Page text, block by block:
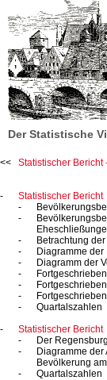
Der Statistische
Statistischer Bericht
Statistischer
Betrachtung
Diagramme
Diagramm der
Quartalszahlen
Statistischer
Der
Diagramme
Bevölkerung am
Quartalszahlen